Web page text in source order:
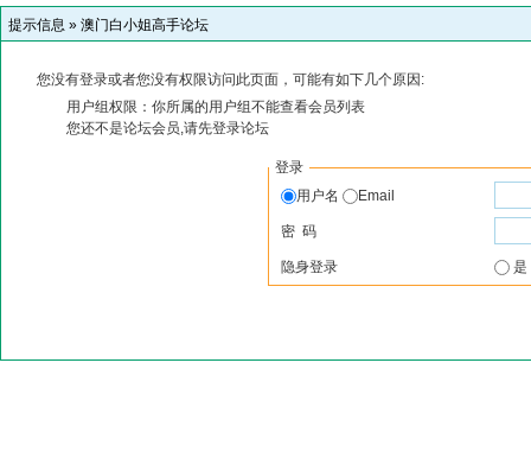
提示信息 » 澳门白小姐高手论坛
您没有登录或者您没有权限访问此页面，可能有如下几个原因:
用户组权限：你所属的用户组不能查看会员列表
您还不是论坛会员,请先登录论坛
登录
用户名
Email
密 码
隐身登录